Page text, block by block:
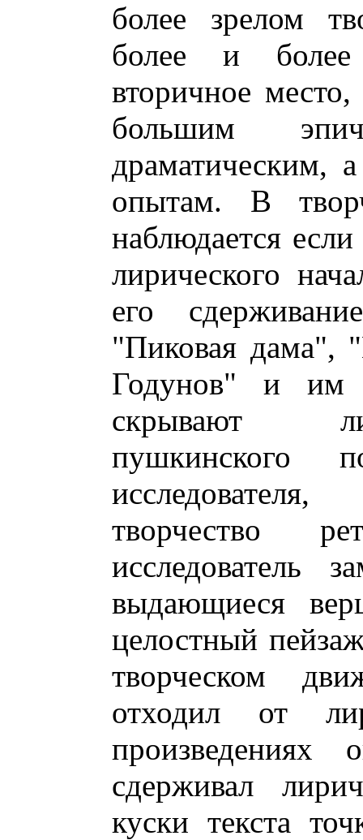
более зрелом
более и
вторичное
большим
драматическим,
опытам. В
наблюдается
лирического
его
"Пиковая дама",
Годунов" и им
скрывают
пушкинского
творчество
исследователь
выдающиеся
целостный
творческом
отходил от
произведениях
сдерживал
куски текста